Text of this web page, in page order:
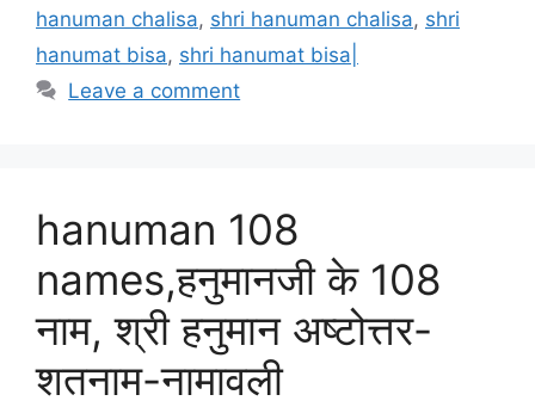
hanuman chalisa, shri hanuman chalisa, shri
hanumat bisa, shri hanumat bisa|
Leave a comment
hanuman 108
names,हनुमानजी के 108
नाम, श्री हनुमान अष्टोत्तर-
शतनाम-नामावली